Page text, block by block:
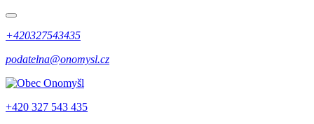
+420327543435
podatelna@onomysl.cz
+420 327 543 435